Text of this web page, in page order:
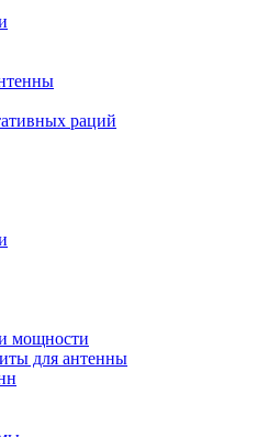
раций
мощности
для антенны